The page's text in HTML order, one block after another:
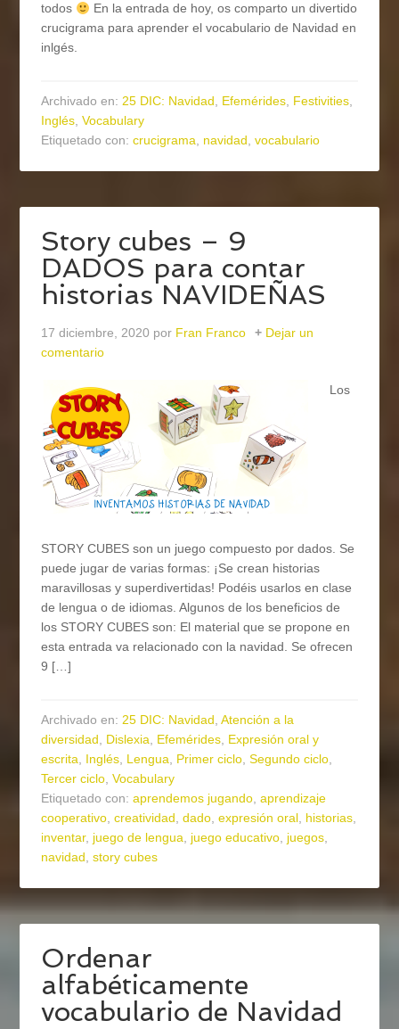
todos
En la entrada de hoy, os comparto un divertido
crucigrama para aprender el vocabulario de Navidad en
inlgés.
Archivado en:25 DIC: Navidad, Efemérides, Festivities,
Inglés,Vocabulary
Etiquetado con:crucigrama, navidad,vocabulario
Story cubes – 9
DADOS para contar
historias NAVIDEÑAS
17 diciembre, 2020 por Fran Franco
Dejar un
comentario
Los
STORY CUBES son un juego compuesto por dados. Se
puede jugar de varias formas: ¡Se crean historias
maravillosas y superdivertidas! Podéis usarlos en clase
de lengua o de idiomas. Algunos de los beneficios de
los STORY CUBES son: El material que se propone en
esta entrada va relacionado con la navidad. Se ofrecen
9 […]
Archivado en:25 DIC: Navidad,Atención a la
diversidad, Dislexia, Efemérides, Expresión oral y
escrita, Inglés, Lengua, Primer ciclo,Segundo ciclo,
Tercer ciclo,Vocabulary
Etiquetado con:aprendemos jugando,aprendizaje
cooperativo,creatividad,dado,expresión oral, historias,
inventar, juego de lengua, juego educativo, juegos,
navidad,story cubes
Ordenar
alfabéticamente
vocabulario de Navidad